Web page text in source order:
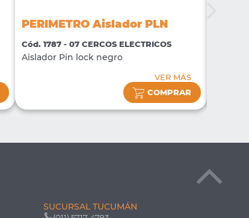
PERIMETRO Aislador PLN
Cód. 1787 - 07 CERCOS ELECTRICOS
Aislador Pin lock negro
VER MÁS
COMPRAR
SUCURSAL TUCUMÁN